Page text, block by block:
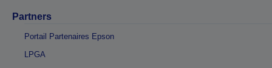
Partners
Portail Partenaires Epson
LPGA